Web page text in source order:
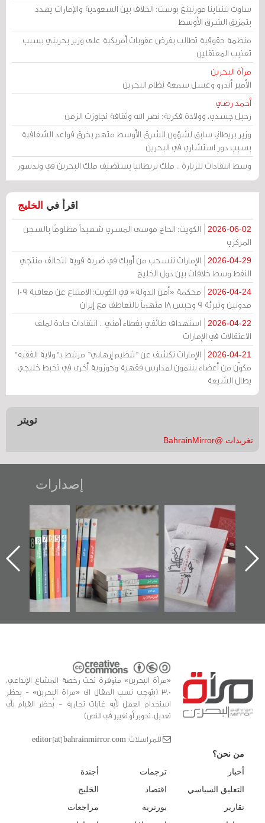
ساوث تشاينا مورنينغ بوست: الخلاف بين السعودية والإمارات يهدد
بتمزيق الشرق الأوسط
منظمة حقوقية تطالب بفرض عقوبات أمريكية على وزير بحريني بسبب
تعذيب المعتقلين
مرآة البحرين
الأمير أندرو وغسل سمعة نظام البحرين
أحمد رضي
رحيل جسدي، وولادة فكرية: نصر الله وثقافة تجاوزت الزمن
وزير بريطاني سابق لشؤون الشرق الأوسط متهم بخرق قواعد الشفافية
بسبب دور استشاري في البحرين
وسط انتقادات للزيارة .. ملك بريطانيا يستضيف ملك البحرين في وندسور
اقرأ في الخليج
2026-06-02
الكويت: الحاج موسى المسري شهيداً مظلومًا بالسجن
المركزي
2026-04-29
الإمارات تنسحب من أوبك في ضربة قوية لتحالف منتجي
النفط وسط خلافات بين دول الخليج
2026-04-24
محكمة «أمن الدولة» في الكويت: الامتناع عن معاقبة 109
مدونين وتبرئة 9 وحبس 18 متهماً بالتعاطف مع إيران
2026-04-22
استهداف طائفي بغطاء أمني .. انتقادات حادة لملف
الاعتقالات في الإمارات
2026-04-21
الإمارات تكشف عن "تنظيم إرهابي" مرتبط بـ"ولاية الفقيه"
مكوّن من أعضاء ينتمون لمدارس فقهية وحوزوية أخرى في تخبط خليجي
يطال الشيعة
تويتر
تغريدات @BahrainMirror
إصدارات
"حماة الباب الأخير":
الإصدار الأول عن
اعتصام الدراز
وأحداث ساحة
الفداء لمركز أوال
للدراسات والتوثيق
تصنيف موضوعي
للوثائق البريطانية
يقدمه «مركز أوال»
في سلسلة من 5
كتب
تصدر حصاد
الساحات 2019
«مرآة البحرين» متوفرة تحت رخصة المشاع الإبداعي،
3.0 (يتوجب نسب المقال الى «مراة البحرين» - يحظر
استخدام العمل لأية غايات تجارية - يُحظر القيام بأي
تعديل، تحوير أو تغيير في النص)
للمراسلات: editor [at] bahrainmirror.com
من نحن؟
أخبار
التعليق السياسي
تقارير
ترجمات
اقتصاد
بورتريه
أجندة
الخليج
مراجعات